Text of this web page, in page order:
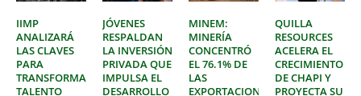
IIMP
ANALIZARÁ
LAS CLAVES
PARA
TRANSFORMAR
TALENTO
JÓVENES
RESPALDAN
LA INVERSIÓN
PRIVADA QUE
IMPULSA EL
DESARROLLO
MINEM:
MINERÍA
CONCENTRÓ
EL 76.1% DE
LAS
EXPORTACIONES
QUILLA
RESOURCES
ACELERA EL
CRECIMIENTO
DE CHAPI Y
PROYECTA SU